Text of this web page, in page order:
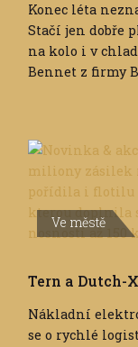
Konec léta
Stačí jen dobře
na kolo i v
Bennet z firmy
Ve městě
Tern a Dutch-
Nákladní
se o rychlé